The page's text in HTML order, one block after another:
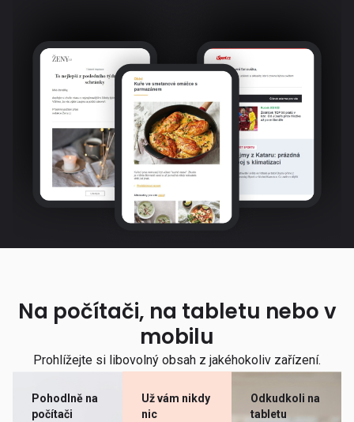
Na počítači, na tabletu nebo v
mobilu
Prohlížejte si libovolný obsah z jakéhokoliv zařízení.
Pohodlně na
počítači
Už vám nikdy
nic
Odkudkoli na
tabletu